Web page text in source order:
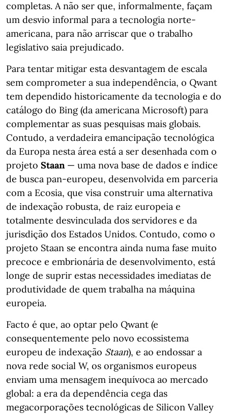
completas. A não ser que, informalmente, façam
um desvio informal para a tecnologia norte-
americana, para não arriscar que o trabalho
legislativo saia prejudicado.
Para tentar mitigar esta desvantagem de escala
sem comprometer a sua independência, o Qwant
tem dependido historicamente da tecnologia e do
catálogo do Bing (da americana Microsoft) para
complementar as suas pesquisas mais globais.
Contudo, a verdadeira emancipação tecnológica
da Europa nesta área está a ser desenhada com o
projeto Staan — uma nova base de dados e índice
de busca pan-europeu, desenvolvida em parceria
com a Ecosia, que visa construir uma alternativa
de indexação robusta, de raiz europeia e
totalmente desvinculada dos servidores e da
jurisdição dos Estados Unidos. Contudo, como o
projeto Staan se encontra ainda numa fase muito
precoce e embrionária de desenvolvimento, está
longe de suprir estas necessidades imediatas de
produtividade de quem trabalha na máquina
europeia.
Facto é que, ao optar pelo Qwant (e
consequentemente pelo novo ecossistema
europeu de indexação Staan), e ao endossar a
nova rede social W, os organismos europeus
enviam uma mensagem inequívoca ao mercado
global: a era da dependência cega das
megacorporações tecnológicas de Silicon Valley